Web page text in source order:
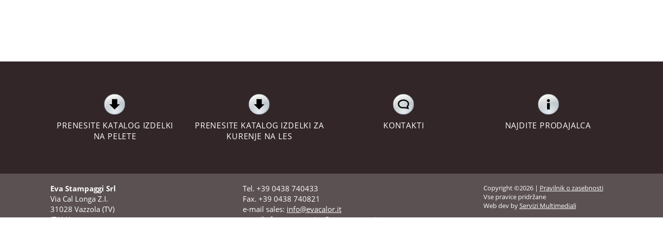
PRENESITE KATALOG IZDELKI
NA PELETE
PRENESITE KATALOG IZDELKI ZA
KURENJE NA LES
KONTAKTI NAJDITE PRODAJALCA
Eva Stampaggi Srl
Via Cal Longa Z.I.
31028 Vazzola (TV)
ITALIA
Tel. +39 0438 740433
Fax. +39 0438 740821
e-mail sales: info@evacalor.it
e-mail aftercare:service@evastampaggi.com
Copyright ©2026 | Pravilnik o zasebnosti
Vse pravice pridržane
Web dev byServizi Multimediali